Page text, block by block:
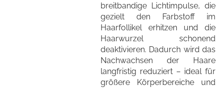
breitbandige Lichtimpulse, die
gezielt den Farbstoff im
Haarfollikel erhitzen und die
Haarwurzel schonend
deaktivieren. Dadurch wird das
Nachwachsen der Haare
langfristig reduziert – ideal für
größere Körperbereiche und